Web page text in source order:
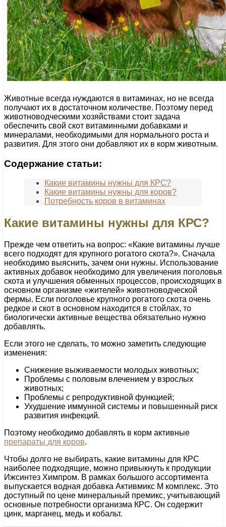
Животные всегда нуждаются в витаминах, но не всегда
получают их в достаточном количестве. Поэтому перед
животноводческими хозяйствами стоит задача
обеспечить свой скот витаминными добавками и
минералами, необходимыми для нормального роста и
развития. Для этого они добавляют их в корм животным.
Содержание статьи:
Какие витамины нужны для КРС?
Какие витамины нужны для коров?
Потребность коров в витаминах
Какие витамины нужны для КРС?
Прежде чем ответить на вопрос: «Какие витамины лучше
всего подходят для крупного рогатого скота?». Сначала
необходимо выяснить, зачем они нужны. Использование
активных добавок необходимо для увеличения поголовья
скота и улучшения обменных процессов, происходящих в
основном организме «жителей» животноводческой
фермы. Если поголовье крупного рогатого скота очень
редкое и скот в основном находится в стойлах, то
биологически активные вещества обязательно нужно
добавлять.
Если этого не сделать, то можно заметить следующие
изменения:
Снижение выживаемости молодых животных;
Проблемы с половым влечением у взрослых
животных;
Проблемы с репродуктивной функцией;
Ухудшение иммунной системы и повышенный риск
развития инфекций.
Поэтому необходимо добавлять в корм активные
препараты для коров.
Чтобы долго не выбирать, какие витамины для КРС
наиболее подходящие, можно привыкнуть к продукции
Ижсинтез Химпром. В рамках большого ассортимента
выпускается водная добавка Активмикс М комплекс. Это
доступный по цене минеральный премикс, учитывающий
основные потребности организма КРС. Он содержит
цинк, марганец, медь и кобальт.